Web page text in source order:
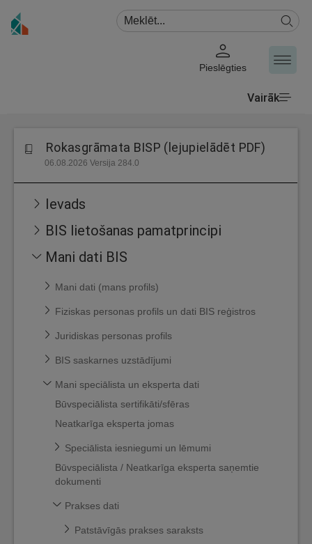
Pieslēgties
Vairāk
Rokasgrāmata BISP (lejupielādēt PDF)
06.08.2026 Versija 284.0
Ievads
BIS lietošanas pamatprincipi
Mani dati BIS
Mani dati (mans profils)
Fiziskas personas profils un dati BIS reģistros
Juridiskas personas profils
BIS saskarnes uzstādījumi
Mani speciālista un eksperta dati
Būvspeciālista sertifikāti/sfēras
Neatkarīga eksperta jomas
Speciālista iesniegumi un lēmumi
Būvspeciālista / Neatkarīga eksperta saņemtie
dokumenti
Prakses dati
Patstāvīgās prakses saraksts